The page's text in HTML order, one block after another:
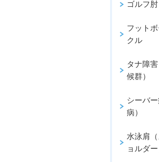
ゴルフ肘
フット
クル
タナ障
候群）
シーバ
病）
水泳肩
ョルダー